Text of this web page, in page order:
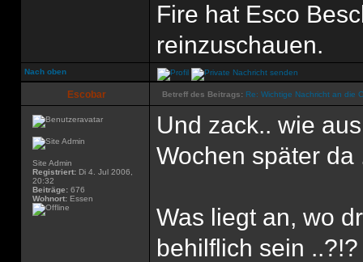
Fire hat Esco
reinzuschauen.
Nach oben
Escobar Betreff des Beitrags: Re: Wichtige Nachricht an die
Site Admin
Registriert: Di 4. Jul 2006,
20:32
Beiträge: 676
Wohnort: Essen
Und zack.. wie
Wochen später
Was liegt an, wo
behilflich sein ..?!?